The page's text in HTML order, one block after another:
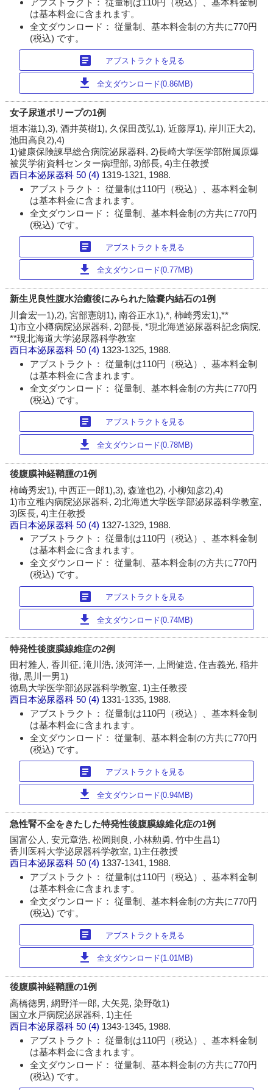
アブストラクト： 従量制は110円（税込）、基本料金制
は基本料金に含まれます。
全文ダウンロード： 従量制、基本料金制の方共に770円
(税込) です。
article アブストラクトを見る
download 全文ダウンロード(0.86MB)
女子尿道ポリープの1例
垣本滋1),3), 酒井英樹1), 久保田茂弘1), 近藤厚1), 岸川正大2),
池田高良2),4)
1)健康保険諫早総合病院泌尿器科, 2)長崎大学医学部附属原爆
被災学術資料センター病理部, 3)部長, 4)主任教授
西日本泌尿器科 50 (4) 1319-1321, 1988.
アブストラクト： 従量制は110円（税込）、基本料金制
は基本料金に含まれます。
全文ダウンロード： 従量制、基本料金制の方共に770円
(税込) です。
article アブストラクトを見る
download 全文ダウンロード(0.77MB)
新生児良性腹水治癒後にみられた陰嚢内結石の1例
川倉宏一1),2), 宮部憲朗1), 南谷正水1),*, 柿崎秀宏1),**
1)市立小樽病院泌尿器科, 2)部長, *現北海道泌尿器科記念病院,
**現北海道大学泌尿器科学教室
西日本泌尿器科 50 (4) 1323-1325, 1988.
アブストラクト： 従量制は110円（税込）、基本料金制
は基本料金に含まれます。
全文ダウンロード： 従量制、基本料金制の方共に770円
(税込) です。
article アブストラクトを見る
download 全文ダウンロード(0.78MB)
後腹膜神経鞘腫の1例
柿崎秀宏1), 中西正一郎1),3), 森達也2), 小柳知彦2),4)
1)市立稚内病院泌尿器科, 2)北海道大学医学部泌尿器科学教室,
3)医長, 4)主任教授
西日本泌尿器科 50 (4) 1327-1329, 1988.
アブストラクト： 従量制は110円（税込）、基本料金制
は基本料金に含まれます。
全文ダウンロード： 従量制、基本料金制の方共に770円
(税込) です。
article アブストラクトを見る
download 全文ダウンロード(0.74MB)
特発性後腹膜線維症の2例
田村雅人, 香川征, 滝川浩, 淡河洋一, 上間健造, 住吉義光, 稲井
徹, 黒川一男1)
徳島大学医学部泌尿器科学教室, 1)主任教授
西日本泌尿器科 50 (4) 1331-1335, 1988.
アブストラクト： 従量制は110円（税込）、基本料金制
は基本料金に含まれます。
全文ダウンロード： 従量制、基本料金制の方共に770円
(税込) です。
article アブストラクトを見る
download 全文ダウンロード(0.94MB)
急性腎不全をきたした特発性後腹膜線維化症の1例
国富公人, 安元章浩, 松岡則良, 小林勲勇, 竹中生昌1)
香川医科大学泌尿器科学教室, 1)主任教授
西日本泌尿器科 50 (4) 1337-1341, 1988.
アブストラクト： 従量制は110円（税込）、基本料金制
は基本料金に含まれます。
全文ダウンロード： 従量制、基本料金制の方共に770円
(税込) です。
article アブストラクトを見る
download 全文ダウンロード(1.01MB)
後腹膜神経鞘腫の1例
高橋徳男, 網野洋一郎, 大矢晃, 染野敬1)
国立水戸病院泌尿器科, 1)主任
西日本泌尿器科 50 (4) 1343-1345, 1988.
アブストラクト： 従量制は110円（税込）、基本料金制
は基本料金に含まれます。
全文ダウンロード： 従量制、基本料金制の方共に770円
(税込) です。